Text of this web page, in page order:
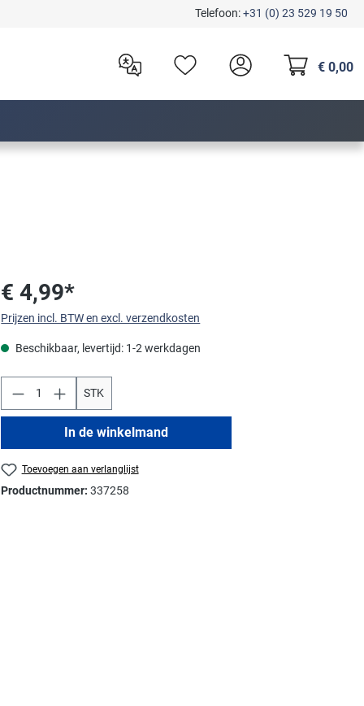
Telefoon:+31 (0) 23 529 19 50
€ 0,00
€ 4,99*
Prijzen incl. BTW en excl. verzendkosten
Beschikbaar, levertijd: 1-2 werkdagen
STK
In de winkelmand
Toevoegen aan verlanglijst
Productnummer:337258